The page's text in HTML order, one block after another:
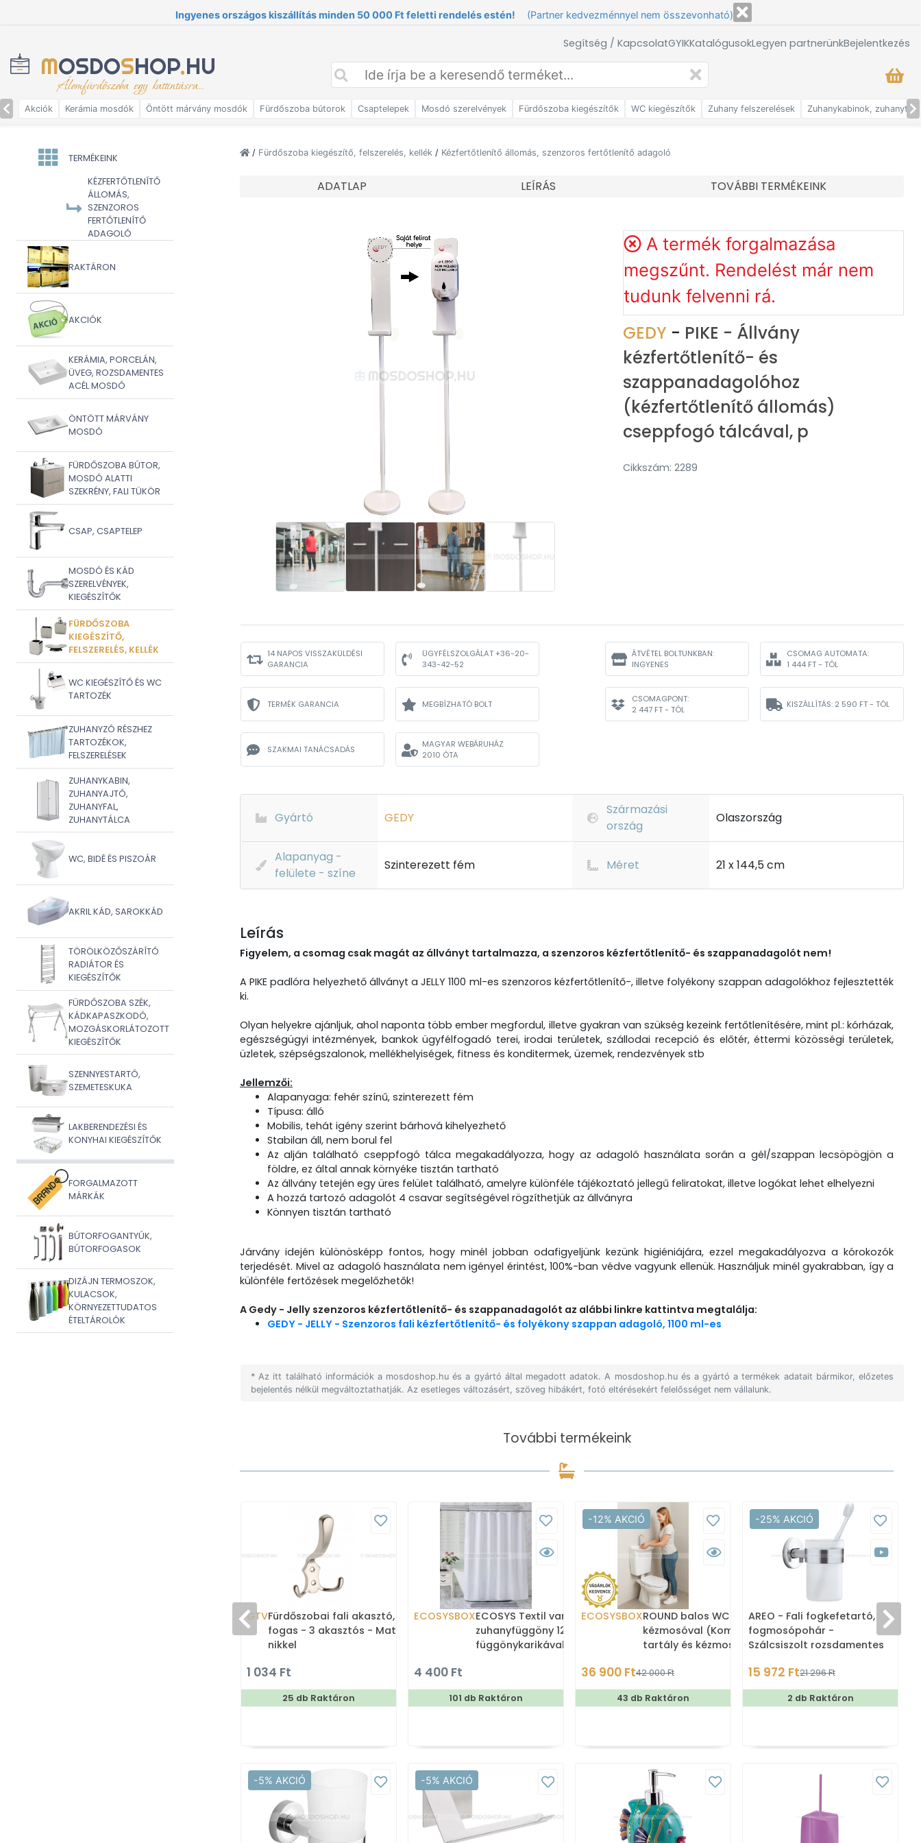
Ingyenes országos kiszállítás minden 50 000 Ft feletti rendelés estén! (Partner kedvezménnyel nem összevonható)
Segítség / KapcsolatGYIKKatalógusokLegyen partnerünkBejelentkezés
MOSDOSHOP.HU
Álomfürdőszoba egy kattintásra...
Akciók Kerámia mosdók Öntött márvány mosdók Fürdőszoba bútorok Csaptelepek Mosdó szerelvények Fürdőszoba kiegészítők WC kiegészítők Zuhany felszerelések Zuhanykabinok,
TERMÉKEINK
KÉZFERTŐTLENÍTŐ
ÁLLOMÁS,
SZENZOROS
FERTŐTLENÍTŐ
ADAGOLÓ
RAKTÁRON
AKCIÓK
KERÁMIA, PORCELÁN,
ÜVEG, ROZSDAMENTES
ACÉL MOSDÓ
ÖNTÖTT MÁRVÁNY
MOSDÓ
FÜRDŐSZOBA BÚTOR,
MOSDÓ ALATTI
SZEKRÉNY, FALI TÜKÖR
CSAP, CSAPTELEP
MOSDÓ ÉS KÁD
SZERELVÉNYEK,
KIEGÉSZÍTŐK
FÜRDŐSZOBA
KIEGÉSZÍTŐ,
FELSZERELÉS, KELLÉK
WC KIEGÉSZÍTŐ ÉS WC
TARTOZÉK
ZUHANYZÓ RÉSZHEZ
TARTOZÉKOK,
FELSZERELÉSEK
ZUHANYKABIN,
ZUHANYAJTÓ,
ZUHANYFAL,
ZUHANYTÁLCA
WC, BIDÉ ÉS PISZOÁR
AKRIL KÁD, SAROKKÁD
TÖRÖLKÖZŐSZÁRÍTÓ
RADIÁTOR ÉS
KIEGÉSZÍTŐK
FÜRDŐSZOBA SZÉK,
KÁDKAPASZKODÓ,
MOZGÁSKORLÁTOZOTT
KIEGÉSZÍTŐK
SZENNYESTARTÓ,
SZEMETESKUKA
LAKBERENDEZÉSI ÉS
KONYHAI KIEGÉSZÍTŐK
FORGALMAZOTT
MÁRKÁK
BÚTORFOGANTYÚK,
BÚTORFOGASOK
DIZÁJN TERMOSZOK,
KULACSOK,
KÖRNYEZETTUDATOS
ÉTELTÁROLÓK
/ Fürdőszoba kiegészítő, felszerelés, kellék / Kézfertőtlenítő állomás, szenzoros fertőtlenítő adagoló
ADATLAP LEÍRÁS TOVÁBBI TERMÉKEINK
A termék forgalmazása
megszűnt. Rendelést már nem
tudunk felvenni rá.
GEDY - PIKE - Állvány
kézfertőtlenítő- és
szappanadagolóhoz
(kézfertőtlenítő állomás)
cseppfogó tálcával, p
Cikkszám: 2289
14 NAPOS VISSZAKÜLDÉSI
GARANCIA
ÜGYFÉLSZOLGÁLAT +36-20-
343-42-52
TERMÉK GARANCIA MEGBÍZHATÓ BOLT
SZAKMAI TANÁCSADÁS
MAGYAR WEBÁRUHÁZ
2010 ÓTA
ÁTVÉTEL BOLTUNKBAN:
INGYENES
CSOMAG AUTOMATA:
1 444 FT - TÓL
CSOMAGPONT:
2 447 FT - TÓL
KISZÁLLÍTÁS: 2 590 FT - TÓL
Gyártó GEDY
Származási
ország
Olaszország
Alapanyag -
felülete - színe
Szinterezett fém Méret 21 x 144,5 cm
Leírás
Figyelem, a csomag csak magát az állványt tartalmazza, a szenzoros kézfertőtlenítő- és szappanadagolót nem!
A PIKE padlóra helyezhető állványt a JELLY 1100 ml-es szenzoros kézfertőtlenítő-, illetve folyékony szappan adagolókhoz fejlesztették
ki.
Olyan helyekre ajánljuk, ahol naponta több ember megfordul, illetve gyakran van szükség kezeink fertőtlenítésére, mint pl.: kórházak,
egészségügyi intézmények, bankok ügyfélfogadó terei, irodai területek, szállodai recepció és előtér, éttermi közösségi területek,
üzletek, szépségszalonok, mellékhelyiségek, fitness és konditermek, üzemek, rendezvények stb
Jellemzői:
Alapanyaga: fehér színű, szinterezett fém
Típusa: álló
Mobilis, tehát igény szerint bárhová kihelyezhető
Stabilan áll, nem borul fel
Az alján található cseppfogó tálca megakadályozza, hogy az adagoló használata során a gél/szappan lecsöpögjön a
földre, ez által annak környéke tisztán tartható
Az állvány tetején egy üres felület található, amelyre különféle tájékoztató jellegű feliratokat, illetve logókat lehet elhelyezni
A hozzá tartozó adagolót 4 csavar segítségével rögzíthetjük az állványra
Könnyen tisztán tartható
Járvány idején különösképp fontos, hogy minél jobban odafigyeljünk kezünk higiéniájára, ezzel megakadályozva a kórokozók
terjedését. Mivel az adagoló használata nem igényel érintést, 100%-ban védve vagyunk ellenük. Használjuk minél gyakrabban, így a
különféle fertőzések megelőzhetők!
A Gedy - Jelly szenzoros kézfertőtlenítő- és szappanadagolót az alábbi linkre kattintva megtalálja:
GEDY - JELLY - Szenzoros fali kézfertőtlenítő- és folyékony szappan adagoló, 1100 ml-es
* Az itt található információk a mosdoshop.hu és a gyártó által megadott adatok. A mosdoshop.hu és a gyártó a termékek adatait bármikor, előzetes
bejelentés nélkül megváltoztathatják. Az esetleges változásért, szöveg hibákért, fotó eltérésekért felelősséget nem vállalunk.
További termékeink
GTVFürdőszobai fali akasztó,
fogas - 3 akasztós - Matt
nikkel
1 034 Ft
25 db Raktáron
ECOSYSBOXECOSYS Textil varrott
zuhanyfüggöny 12db
függönykarikával
Zuhanyfüggöny textil
4 400 Ft
101 db Raktáron
-12% AKCIÓ
ECOSYSBOXROUND balos WC tartály
kézmosóval (Kombi WC
tartály és kézmosó)
36 900 Ft42 000 Ft
43 db Raktáron
-25% AKCIÓ
AREO - Fali fogkefetartó,
fogmosópohár -
Szálcsiszolt rozsdamentes
15 972 Ft21 296 Ft
2 db Raktáron
-5% AKCIÓ -5% AKCIÓ